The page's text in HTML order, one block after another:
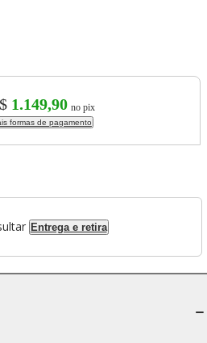
1.149,90 no pix
formas de pagamento
Entrega e retira